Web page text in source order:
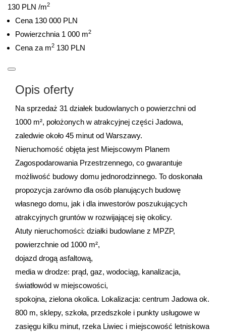
130 PLN /m2
Cena 130 000 PLN
Powierzchnia 1 000 m2
Cena za m2 130 PLN
Opis oferty
Na sprzedaż 31 działek budowlanych o powierzchni od
1000 m², położonych w atrakcyjnej części Jadowa,
zaledwie około 45 minut od Warszawy.
Nieruchomość objęta jest Miejscowym Planem
Zagospodarowania Przestrzennego, co gwarantuje
możliwość budowy domu jednorodzinnego. To doskonała
propozycja zarówno dla osób planujących budowę
własnego domu, jak i dla inwestorów poszukujących
atrakcyjnych gruntów w rozwijającej się okolicy.
Atuty nieruchomości: działki budowlane z MPZP,
powierzchnie od 1000 m²,
dojazd drogą asfaltową,
media w drodze: prąd, gaz, wodociąg, kanalizacja,
światłowód w miejscowości,
spokojna, zielona okolica. Lokalizacja: centrum Jadowa ok.
800 m, sklepy, szkoła, przedszkole i punkty usługowe w
zasięgu kilku minut, rzeka Liwiec i miejscowość letniskowa